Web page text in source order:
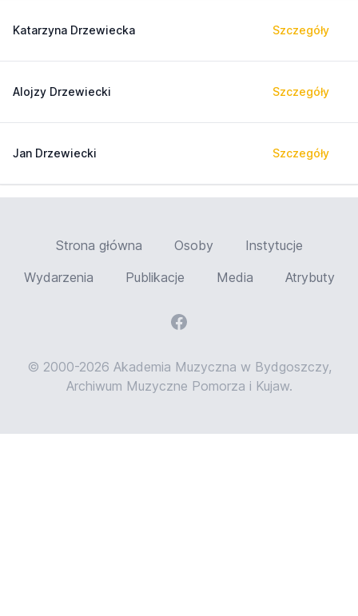
Katarzyna Drzewiecka Szczegóły
Alojzy Drzewiecki Szczegóły
Jan Drzewiecki Szczegóły
Strona główna Osoby
Instytucje
Wydarzenia
Publikacje Media Atrybuty
© 2000-2026 Akademia Muzyczna w Bydgoszczy,
Archiwum Muzyczne Pomorza i Kujaw.